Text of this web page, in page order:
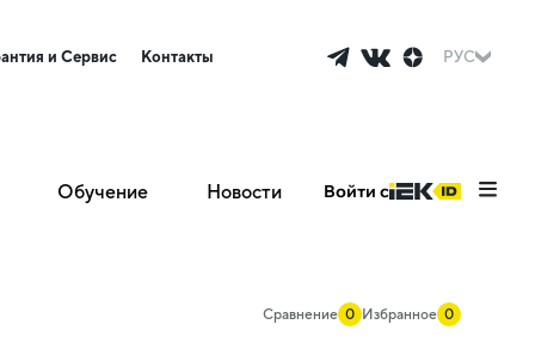
и Сервис Контакты РУС
Обучение Новости Войти с
Сравнение 0 Избранное 0